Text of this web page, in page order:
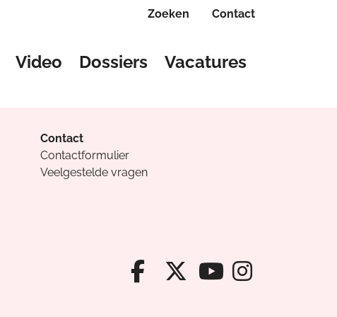
Zoeken Contact
Video Dossiers Vacatures
Contact
Contactformulier
Veelgestelde vragen
Facebook van
X van